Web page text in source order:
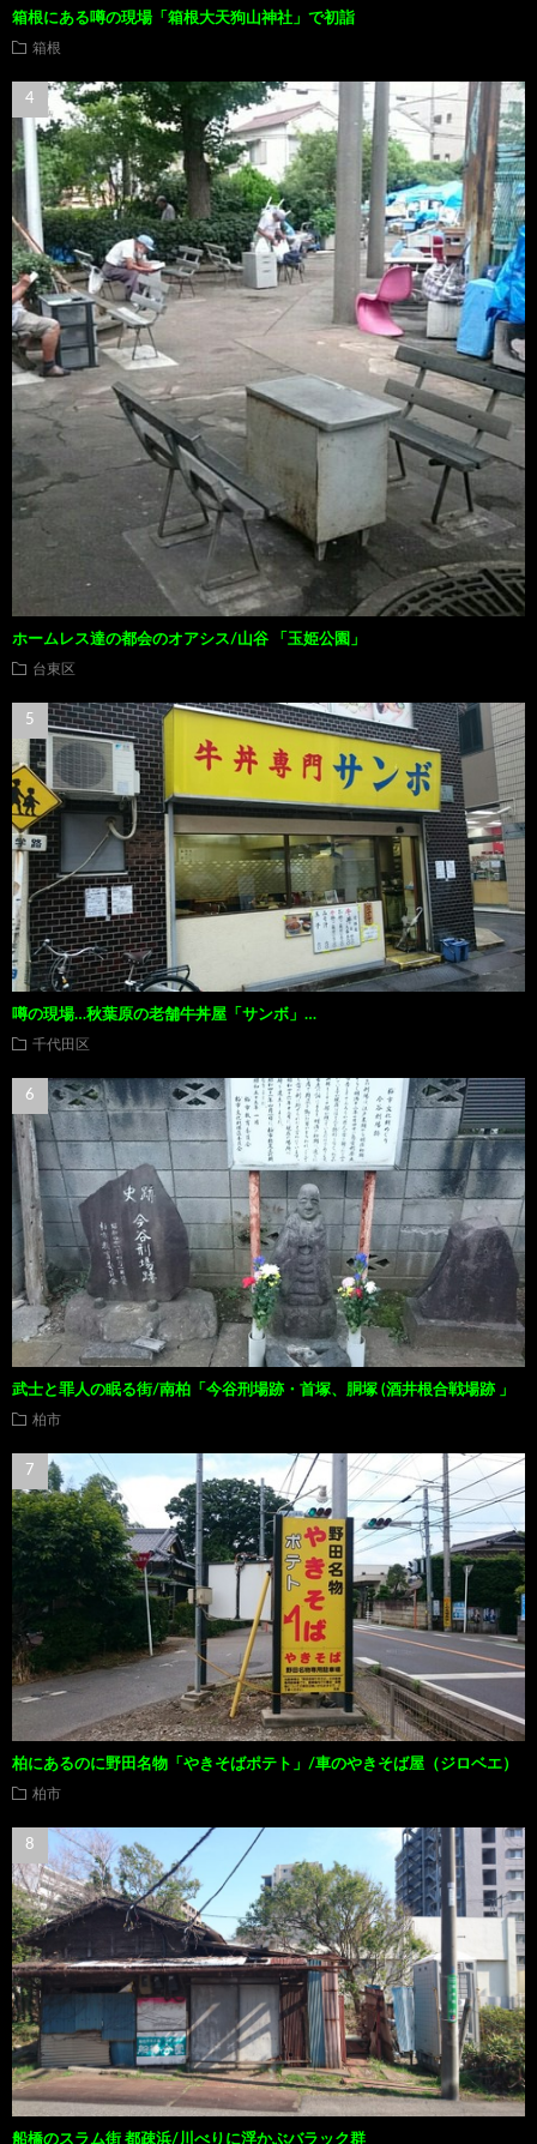
箱根にある噂の現場「箱根大天狗山神社」で初詣
箱根
ホームレス達の都会のオアシス/山谷 「玉姫公園」
台東区
噂の現場…秋葉原の老舗牛丼屋「サンボ」…
千代田区
武士と罪人の眠る街/南柏「今谷刑場跡・首塚、胴塚 (酒井根合戦場跡 」
柏市
柏にあるのに野田名物「やきそばポテト」/車のやきそば屋（ジロベエ）
柏市
船橋のスラム街 都疎浜/川べりに浮かぶバラック群